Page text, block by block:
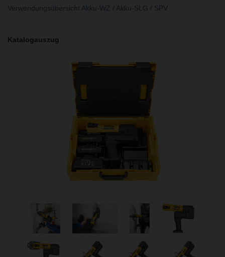
Verwendungsübersicht Akku-WZ / Akku-SLG / SPV
Katalogauszug